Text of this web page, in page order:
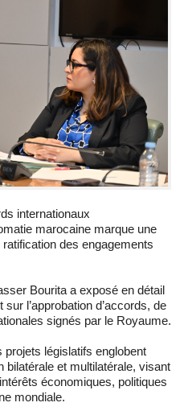
internationaux
marocaine marque une
des engagements
Bourita a exposé en détail
l’approbation d’accords, de
signés par le Royaume.
législatifs englobent
bilatérale et multilatérale, visant
économiques, politiques
mondiale.